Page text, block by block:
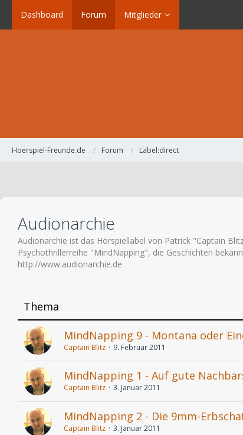
Dashboard Forum Mitglieder
Hoerspiel-Freunde.de Forum Label:direct
Audionarchie
Audionarchie ist das Hörspiellabel von Patrick "Captain
Psychothrillerreihe "MindNapping", die Geschichten
http://www.audionarchie.de
Thema
MindNapping 9 - Montana oder
Captain Blitz 9. Februar 2011
MindNapping 1 - Auf gute
Captain Blitz 3. Januar 2011
MindNapping 2 - Die 9mm-
Captain Blitz 3. Januar 2011